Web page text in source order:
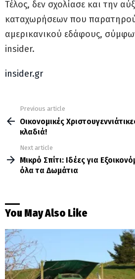
Τέλος, δεν σχολίασε και την
καταχωρήσεων που
αμερικανικού εδάφους,
insider.
insider.gr
more
Previous article
Οικονομικές
κλαδιά!
Next article
Μικρό Σπίτι: Ιδέες για
όλα τα Δωμάτια
You May Also Like